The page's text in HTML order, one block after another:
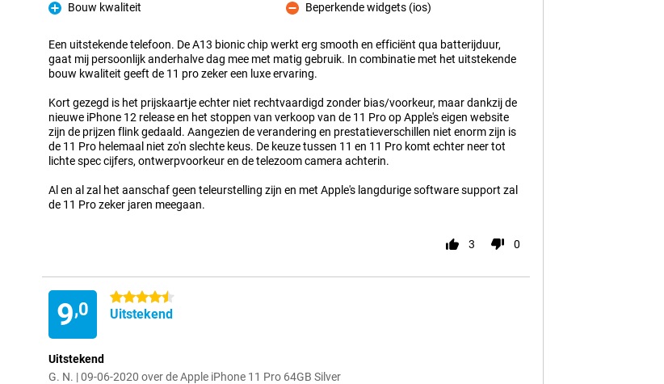
Pluspunt
Bouw kwaliteit
Minpunt
Beperkende widgets (ios)
Een uitstekende telefoon. De A13 bionic chip werkt erg smooth en efficiënt qua batterijduur,
gaat mij persoonlijk anderhalve dag mee met matig gebruik. In combinatie met het uitstekende
bouw kwaliteit geeft de 11 pro zeker een luxe ervaring.
Kort gezegd is het prijskaartje echter niet rechtvaardigd zonder bias/voorkeur, maar dankzij de
nieuwe iPhone 12 release en het stoppen van verkoop van de 11 Pro op Apple's eigen website
zijn de prijzen flink gedaald. Aangezien de verandering en prestatieverschillen niet enorm zijn is
de 11 Pro helemaal niet zo'n slechte keus. De keuze tussen 11 en 11 Pro komt echter neer tot
lichte spec cijfers, ontwerpvoorkeur en de telezoom camera achterin.
Al en al zal het aanschaf geen teleurstelling zijn en met Apple's langdurige software support zal
de 11 Pro zeker jaren meegaan.
3 0
9,0
4.5 sterren
Uitstekend
Uitstekend
G. N. | 09-06-2020 over de Apple iPhone 11 Pro 64GB Silver